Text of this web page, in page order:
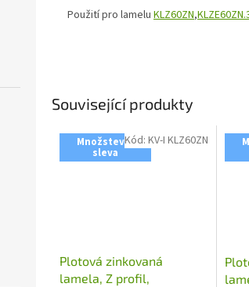
Související produkty
Množstevní
sleva
Plotová zinkovaná
lamela, Z profil,
Kód: KV-I KLZ60ZN
Použití pro lamelu KLZ60ZN,